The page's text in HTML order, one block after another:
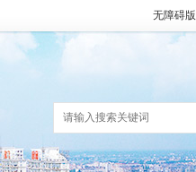
无障碍版